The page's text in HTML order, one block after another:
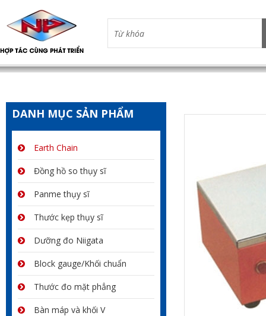
DANH MỤC SẢN PHẨM
Earth Chain
Đồng hồ so thụy sĩ
Panme thụy sĩ
Thước kẹp thụy sĩ
Dưỡng đo Niigata
Block gauge/Khối chuẩn
Thước đo mặt phẳng
Bàn máp và khối V